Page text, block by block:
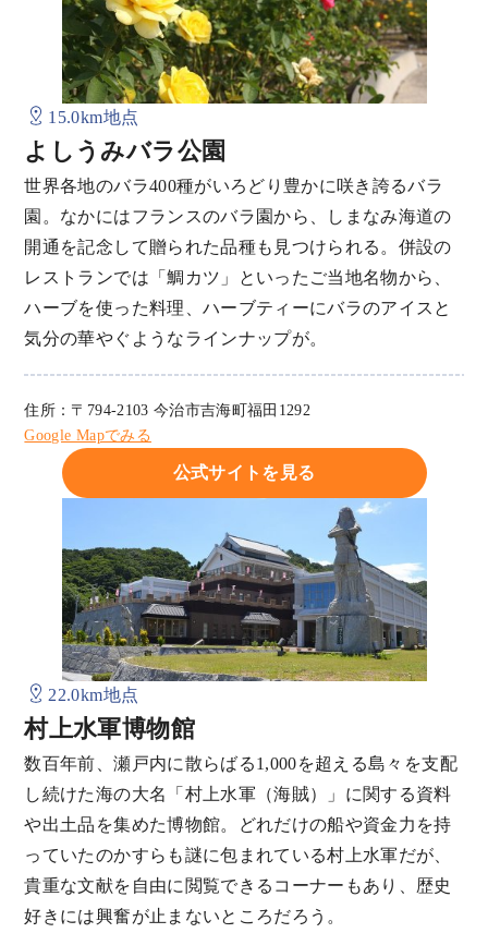
15.0km地点
よしうみバラ公園
世界各地のバラ400種がいろどり豊かに咲き誇るバラ
園。なかにはフランスのバラ園から、しまなみ海道の
開通を記念して贈られた品種も見つけられる。併設の
レストランでは「鯛カツ」といったご当地名物から、
ハーブを使った料理、ハーブティーにバラのアイスと
気分の華やぐようなラインナップが。
住所：〒794-2103 今治市吉海町福田1292
Google Mapでみる
公式サイトを見る
22.0km地点
村上水軍博物館
数百年前、瀬戸内に散らばる1,000を超える島々を支配
し続けた海の大名「村上水軍（海賊）」に関する資料
や出土品を集めた博物館。どれだけの船や資金力を持
っていたのかすらも謎に包まれている村上水軍だが、
貴重な文献を自由に閲覧できるコーナーもあり、歴史
好きには興奮が止まないところだろう。